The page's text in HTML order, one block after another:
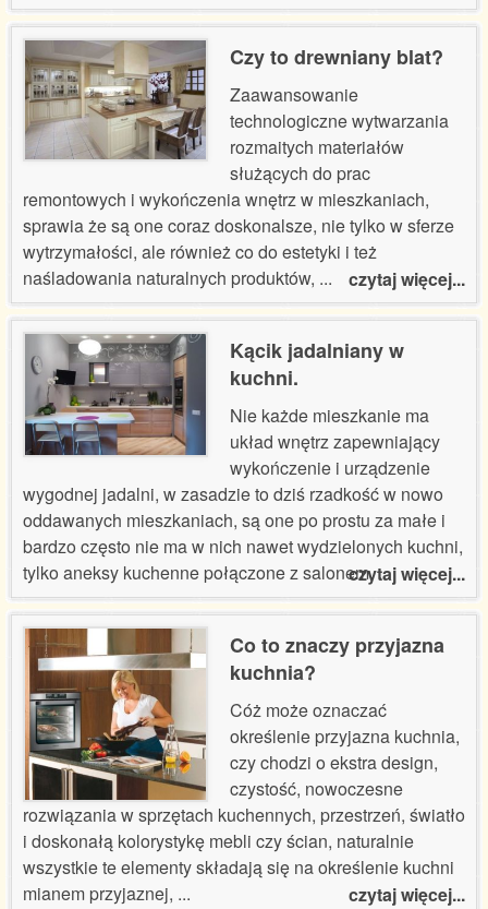
Czy to drewniany blat?
Zaawansowanie
technologiczne wytwarzania
rozmaitych materiałów
służących do prac
remontowych i wykończenia wnętrz w mieszkaniach,
sprawia że są one coraz doskonalsze, nie tylko w sferze
wytrzymałości, ale również co do estetyki i też
naśladowania naturalnych produktów, ... czytaj więcej...
Kącik jadalniany w
kuchni.
Nie każde mieszkanie ma
układ wnętrz zapewniający
wykończenie i urządzenie
wygodnej jadalni, w zasadzie to dziś rzadkość w nowo
oddawanych mieszkaniach, są one po prostu za małe i
bardzo często nie ma w nich nawet wydzielonych kuchni,
tylko aneksy kuchenne połączone z salonem....
czytaj więcej...
Co to znaczy przyjazna
kuchnia?
Cóż może oznaczać
określenie przyjazna kuchnia,
czy chodzi o ekstra design,
czystość, nowoczesne
rozwiązania w sprzętach kuchennych, przestrzeń, światło
i doskonałą kolorystykę mebli czy ścian, naturalnie
wszystkie te elementy składają się na określenie kuchni
mianem przyjaznej, ... czytaj więcej...